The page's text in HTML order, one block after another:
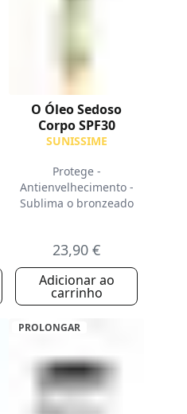
O Óleo Sedoso
Corpo SPF30
SUNISSIME
Protege -
Antienvelhecimento -
Sublima o bronzeado
23,90 €
Adicionar ao
carrinho
PROLONGAR